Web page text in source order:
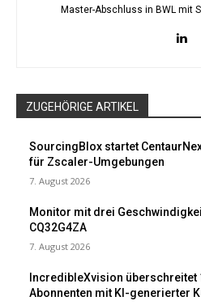
Master-Abschluss in BWL mit
ZUGEHÖRIGE ARTIKEL
SourcingBlox startet
für Zscaler-Umgebungen
7. August 2026
Monitor mit drei
CQ32G4ZA
7. August 2026
IncredibleXvision überschreitet
Abonnenten mit KI-generierter